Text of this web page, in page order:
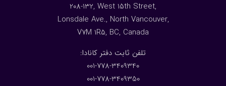
208-132, West 15th Street,
Lonsdale Ave., North Vancouver,
V7M 1R5, BC, Canada
:تلفن ثابت دفتر کانادا
001-778-3409340
001-778-3409350